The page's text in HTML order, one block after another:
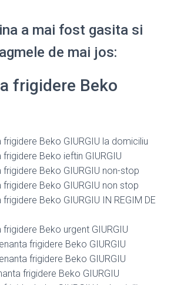
a mai fost gasita si
de mai jos:
frigidere Beko
frigidere Beko GIURGIU la domiciliu
frigidere Beko ieftin GIURGIU
frigidere Beko GIURGIU non-stop
frigidere Beko GIURGIU non stop
Beko GIURGIU IN REGIM DE
frigidere Beko urgent GIURGIU
frigidere Beko GIURGIU
frigidere Beko GIURGIU
frigidere Beko GIURGIU